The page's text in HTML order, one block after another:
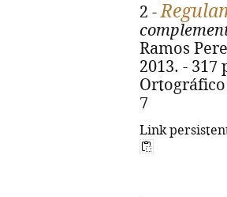
2 -
Ramos
2013. -
Ortográfico
7
Link